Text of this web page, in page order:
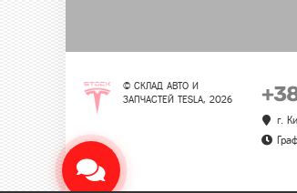
© СКЛАД АВТО И
ЗАПЧАСТЕЙ TESLA, 2026
г.